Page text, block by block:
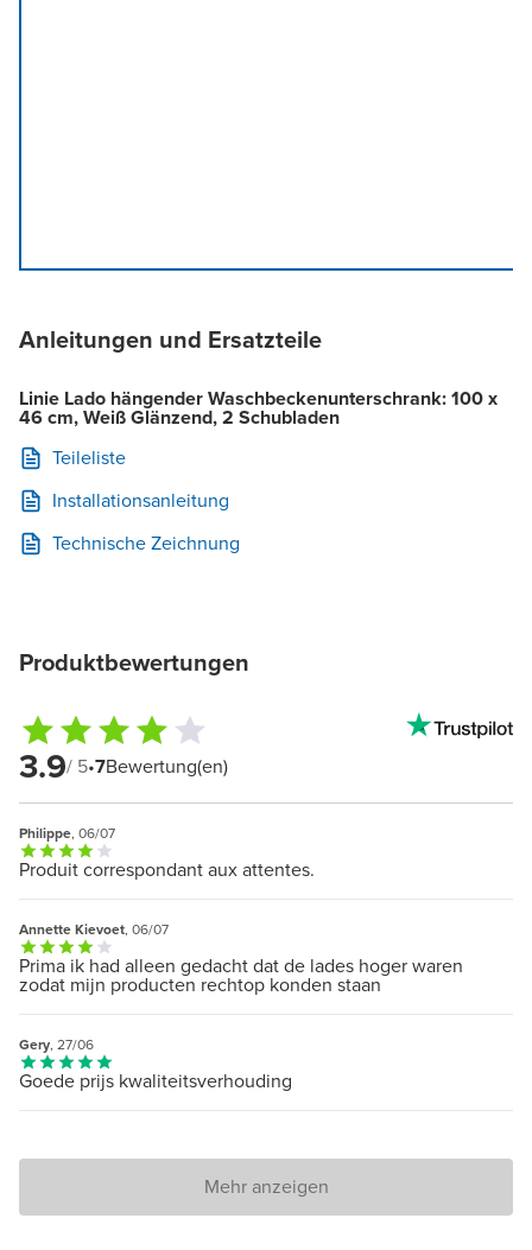
Anleitungen und Ersatzteile
Linie Lado hängender Waschbeckenunterschrank: 100 x
46 cm, Weiß Glänzend, 2 Schubladen
Teileliste
Installationsanleitung
Technische Zeichnung
Produktbewertungen
3.9/ 5•7Bewertung(en)
Philippe, 06/07
Produit correspondant aux attentes.
Annette Kievoet, 06/07
Prima ik had alleen gedacht dat de lades hoger waren
zodat mijn producten rechtop konden staan
Gery, 27/06
Goede prijs kwaliteitsverhouding
Mehr anzeigen